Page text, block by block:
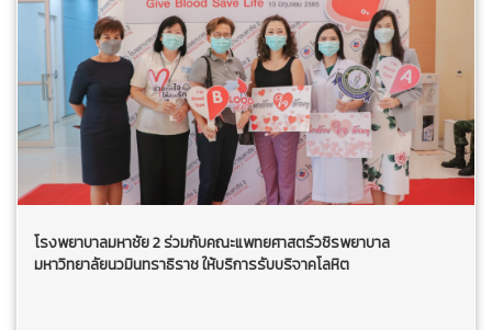
โรงพยาบาลมหาชัย 2 ร่วมกับคณะแพทยศาสตร์วชิรพยาบาล
มหาวิทยาลัยนวมินทราธิราช ให้บริการรับบริจาคโลหิต